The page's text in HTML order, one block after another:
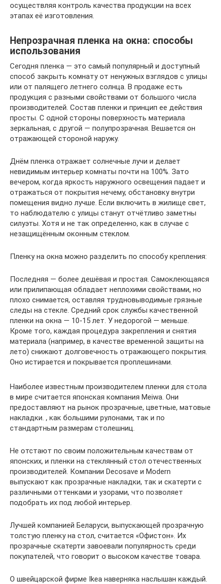
осуществляя контроль качества продукции на всех
этапах её изготовления.
Непрозрачная пленка на окна: способы
использования
Сегодня пленка — это самый популярный и доступный
способ закрыть комнату от ненужных взглядов с улицы
или от палящего летнего солнца. В продаже есть
продукция с разными свойствами от большого числа
производителей. Состав пленки и принцип ее действия
просты. С одной стороны поверхность материала
зеркальная, с другой — полупрозрачная. Вешается он
отражающей стороной наружу.
Днём пленка отражает солнечные лучи и делает
невидимым интерьер комнаты почти на 100%. Зато
вечером, когда яркость наружного освещения падает и
отражаться от покрытия нечему, обстановку внутри
помещения видно лучше. Если включить в жилище свет,
то наблюдателю с улицы станут отчётливо заметны
силуэты. Хотя и не так определенно, как в случае с
незащищённым оконным стеклом.
Пленку на окна можно разделить по способу крепления:
Последняя — более дешёвая и простая. Самоклеющаяся
или прилипающая обладает неплохими свойствами, но
плохо снимается, оставляя трудновыводимые грязные
следы на стекле. Средний срок службы качественной
пленки на окна — 10-15 лет. У недорогой — меньше.
Кроме того, каждая процедура закрепления и снятия
материала (например, в качестве временной защиты на
лето) снижают долговечность отражающего покрытия.
Оно истирается и покрывается проплешинами.
Наиболее известным производителем пленки для стола
в мире считается японская компания Meiwa. Они
предоставляют на рынок прозрачные, цветные, матовые
накладки. , как большими рулонами, так и по
стандартным размерам столешниц.
Не отстают по своим положительным качествам от
японских, и пленки на стеклянный стол отечественных
производителей. Компании Decosave и Modern
выпускают как прозрачные накладки, так и скатерти с
различными оттенками и узорами, что позволяет
подобрать их под любой интерьер.
Лучшей компанией Беларуси, выпускающей прозрачную
толстую пленку на стол, считается «Офистон». Их
прозрачные скатерти завоевали популярность среди
покупателей, что говорит о высоком качестве товара.
О швейцарской фирме Ikea наверняка наслышан каждый.